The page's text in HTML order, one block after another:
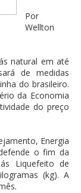
Por
Wellton
natural em até
de medidas
do brasileiro.
da Economia
do preço
Energia
o fim da
Liquefeito de
(kg). A